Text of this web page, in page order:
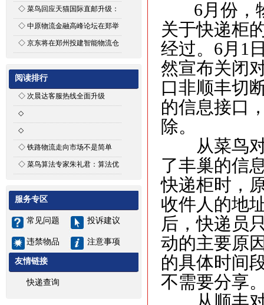
设“空中丝路”
◇ 菜鸟回应天猫国际直邮升级：
仅搭建平台，商家可自主选择推
荐物流商
◇ 中原物流金融高峰论坛在郑举
行
◇ 京东将在郑州投建智能物流仓
阅读排行
◇ 次晨达客服热线全面升级
◇
次晨达公司河南省内县城招商通
知
◇
河南次晨达物流有限公司招聘启
事
◇ 铁路物流走向市场不是简单
的“复制+粘贴”
◇ 菜鸟算法专家朱礼君：算法优
服务专区
常见问题 投诉建议
违禁物品 注意事项
友情链接
快递查询
6月份，物
关于快递柜
经过。6月1
然宣布关闭
口非顺丰切
的信息接口
除。
从菜鸟对
了丰巢的信
快递柜时，
收件人的地
后，快递员
动的主要原
的具体时间
不需要分享